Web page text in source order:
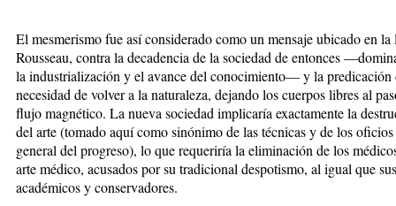
El mesmerismo fue así considerado como un mensaje ubicado en la
Rousseau, contra la decadencia de la sociedad de entonces
la industrialización y el avance del conocimiento— y la predicación
necesidad de volver a la naturaleza, dejando los cuerpos libres al
flujo magnético. La nueva sociedad implicaría exactamente la
del arte (tomado aquí como sinónimo de las técnicas y de los
general del progreso), lo que requeriría la eliminación de los
arte médico, acusados por su tradicional despotismo, al igual que
académicos y conservadores.